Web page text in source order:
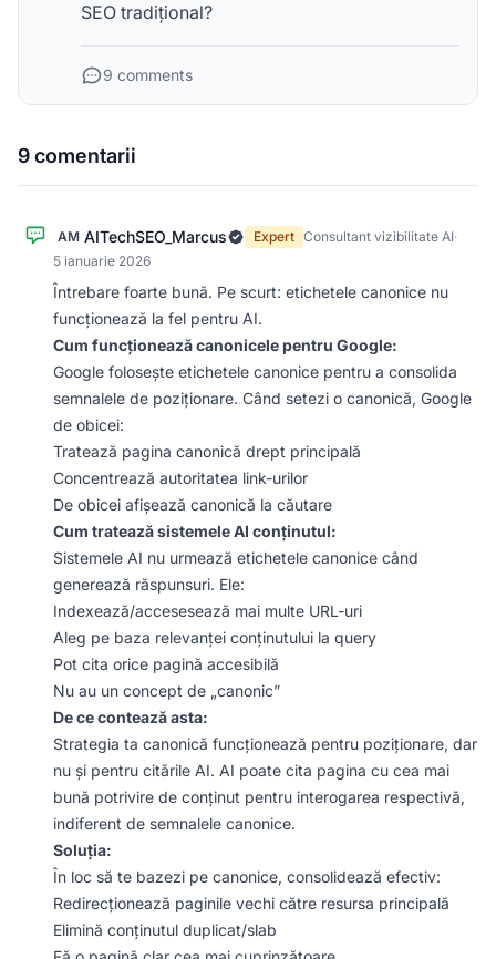
SEO tradițional?
9 comments
9 comentarii
AM AITechSEO_Marcus Expert Consultant vizibilitate AI·
5 ianuarie 2026
Întrebare foarte bună. Pe scurt: etichetele canonice nu
funcționează la fel pentru AI.
Cum funcționează canonicele pentru Google:
Google folosește etichetele canonice pentru a consolida
semnalele de poziționare. Când setezi o canonică, Google
de obicei:
Tratează pagina canonică drept principală
Concentrează autoritatea link-urilor
De obicei afișează canonică la căutare
Cum tratează sistemele AI conținutul:
Sistemele AI nu urmează etichetele canonice când
generează răspunsuri. Ele:
Indexează/accesesează mai multe URL-uri
Aleg pe baza relevanței conținutului la query
Pot cita orice pagină accesibilă
Nu au un concept de „canonic”
De ce contează asta:
Strategia ta canonică funcționează pentru poziționare, dar
nu și pentru citările AI. AI poate cita pagina cu cea mai
bună potrivire de conținut pentru interogarea respectivă,
indiferent de semnalele canonice.
Soluția:
În loc să te bazezi pe canonice, consolidează efectiv:
Redirecționează paginile vechi către resursa principală
Elimină conținutul duplicat/slab